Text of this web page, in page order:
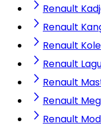
Renault
Renault
Renault
Renault
Renault
Renault
Renault